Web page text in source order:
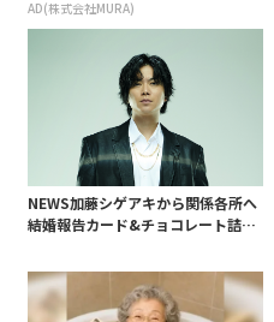
AD(株式会社MURA)
NEWS加藤シゲアキから関係各所へ
結婚報告カード&チョコレート詰め
も添えて